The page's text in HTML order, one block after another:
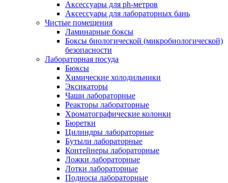
Аксессуары для ph-метров
Аксессуары для лабораторных бань
Чистые помещения
Ламинарные боксы
Боксы биологической (микробиологической)
безопасности
Лабораторная посуда
Бюксы
Химические холодильники
Эксикаторы
Чаши лабораторные
Реакторы лабораторные
Хроматографические колонки
Бюретки
Цилиндры лабораторные
Бутыли лабораторные
Контейнеры лабораторные
Ложки лабораторные
Лотки лабораторные
Подносы лабораторные